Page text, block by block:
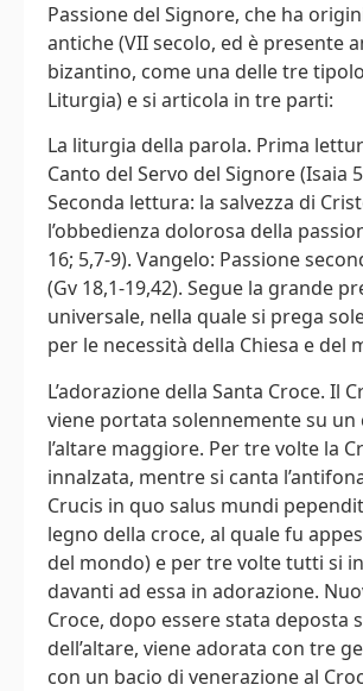
Passione del Signore, che ha
antiche (VII secolo, ed è presente
bizantino, come una delle tre
Liturgia) e si articola in tre parti:
La liturgia della parola. Prima
Canto del Servo del Signore (Isaia
Seconda lettura: la salvezza di
l’obbedienza dolorosa della
16; 5,7-9). Vangelo: Passione
(Gv 18,1-19,42). Segue la grande
universale, nella quale si prega
per le necessità della Chiesa e del
L’adorazione della Santa Croce. Il
viene portata solennemente su un
l’altare maggiore. Per tre volte la
innalzata, mentre si canta
Crucis in quo salus mundi
legno della croce, al quale fu
del mondo) e per tre volte tutti si
davanti ad essa in adorazione.
Croce, dopo essere stata deposta
dell’altare, viene adorata con tre
con un bacio di venerazione al